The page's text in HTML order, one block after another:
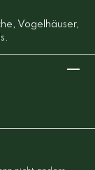
Vogelhäuser,